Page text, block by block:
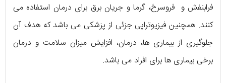
فرابنفش و فروسرخ، گرما و جریان برق برای درمان استفاده می
کنند. همچنین فیزیوتراپی جزئی از پزشکی می باشد که هدف آن
جلوگیری از بیماری ها، درمان، افزایش میزان سلامت و درمان
برخی بیماری ها برای افراد می باشد.